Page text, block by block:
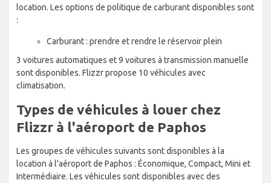
location. Les options de politique de carburant disponibles sont
:
Carburant : prendre et rendre le réservoir plein
3 voitures automatiques et 9 voitures à transmission manuelle
sont disponibles. Flizzr propose 10 véhicules avec
climatisation.
Types de véhicules à louer chez
Flizzr à l'aéroport de Paphos
Les groupes de véhicules suivants sont disponibles à la
location à l'aéroport de Paphos : Économique, Compact, Mini et
Intermédiaire. Les véhicules sont disponibles avec des